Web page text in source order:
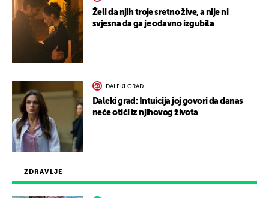
ZDRAVLJE
Želi da njih troje sretno žive, a nije ni
svjesna da ga je odavno izgubila
DALEKI GRAD
Daleki grad: Intuicija joj govori da danas
neće otići iz njihovog života